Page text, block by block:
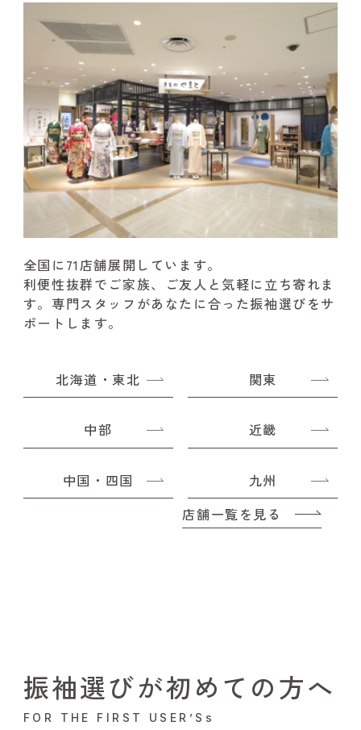
全国に71店舗展開しています。
利便性抜群でご家族、ご友人と気軽に立ち寄れま
す。 専門スタッフがあなたに合った振袖選びをサ
ポートします。
北海道・東北 関東
中部 近畿
中国・四国
九州
店舗一覧を見る
振袖選びが初めての方へ
FOR THE FIRST USER’Ss